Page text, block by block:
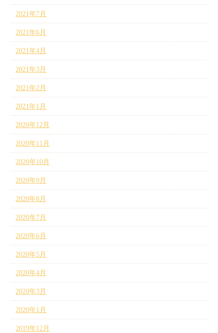
2021年7月
2021年6月
2021年4月
2021年3月
2021年2月
2021年1月
2020年12月
2020年11月
2020年10月
2020年9月
2020年8月
2020年7月
2020年6月
2020年5月
2020年4月
2020年3月
2020年1月
2019年12月